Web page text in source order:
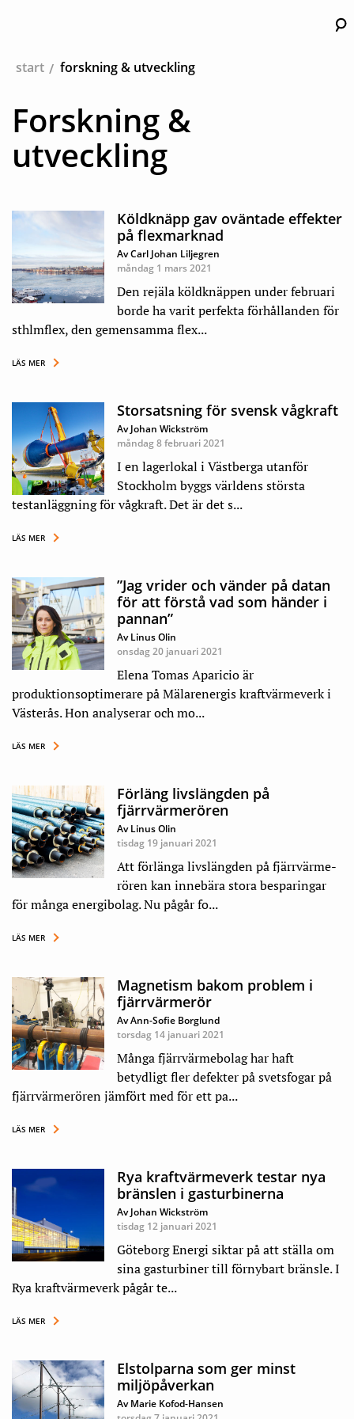
start forskning & utveckling
Forskning &
utveckling
Köldknäpp gav oväntade effekter
på flexmarknad
Av Carl Johan Liljegren
måndag 1 mars 2021
Den rejäla köldknäppen under februari
borde ha varit perfekta förhållanden för
sthlmflex, den gemensamma flex...
LÄS MER
Storsatsning för svensk vågkraft
Av Johan Wickström
måndag 8 februari 2021
I en lagerlokal i Västberga utanför
Stockholm byggs världens största
testanläggning för vågkraft. Det är det s...
LÄS MER
”Jag vrider och vänder på datan
för att förstå vad som händer i
pannan”
Av Linus Olin
onsdag 20 januari 2021
Elena Tomas Aparicio är
produktionsoptimerare på Mälarenergis kraftvärmeverk i
Västerås. Hon analyserar och mo...
LÄS MER
Förläng livslängden på
fjärrvärmerören
Av Linus Olin
tisdag 19 januari 2021
Att förlänga livslängden på fjärrvärme­
rören kan innebära stora besparingar
för många energibolag. Nu pågår fo...
LÄS MER
Magnetism bakom problem i
fjärrvärmerör
Av Ann-Sofie Borglund
torsdag 14 januari 2021
Många fjärrvärmebolag har haft
betydligt fler defekter på svetsfogar på
fjärrvärmerören jämfört med för ett pa...
LÄS MER
Rya kraftvärmeverk testar nya
bränslen i gasturbinerna
Av Johan Wickström
tisdag 12 januari 2021
Göteborg Energi siktar på att ställa om
sina gasturbiner till förnybart bränsle. I
Rya kraftvärmeverk pågår te...
LÄS MER
Elstolparna som ger minst
miljöpåverkan
Av Marie Kofod-Hansen